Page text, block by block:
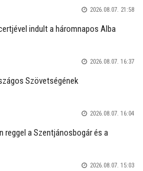
2026.08.07. 21:58
indult a háromnapos Alba
2026.08.07. 16:37
Szövetségének
2026.08.07. 16:04
reggel a Szentjánosbogár és a
2026.08.07. 15:03